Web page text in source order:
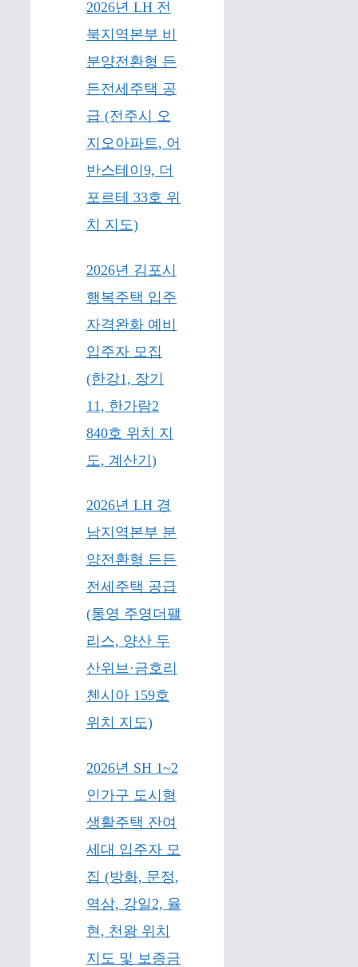
2026년 LH 전
북지역본부 비
분양전환형 든
든전세주택 공
급 (전주시 오
지오아파트, 어
반스테이9, 더
포르테 33호 위
치 지도)
2026년 김포시
행복주택 입주
자격완화 예비
입주자 모집
(한강1, 장기
11, 한가람2
840호 위치 지
도, 계산기)
2026년 LH 경
남지역본부 분
양전환형 든든
전세주택 공급
(통영 주영더팰
리스, 양산 두
산위브·금호리
첸시아 159호
위치 지도)
2026년 SH 1~2
인가구 도시형
생활주택 잔여
세대 입주자 모
집 (방화, 문정,
역삼, 강일2, 율
현, 천왕 위치
지도 및 보증금